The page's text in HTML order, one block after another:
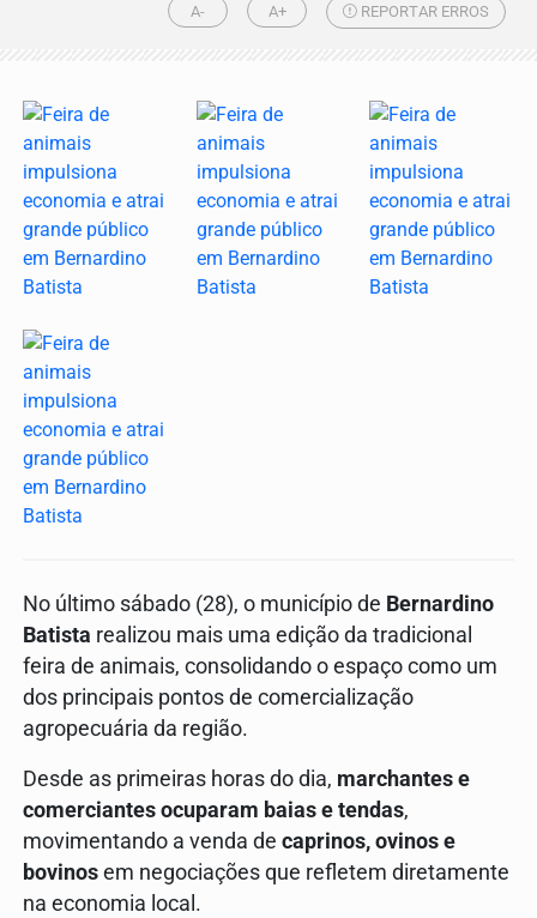
A- A+ REPORTAR ERROS
No último sábado (28), o município de Bernardino
Batista realizou mais uma edição da tradicional
feira de animais, consolidando o espaço como um
dos principais pontos de comercialização
agropecuária da região.
Desde as primeiras horas do dia, marchantes e
comerciantes ocuparam baias e tendas,
movimentando a venda de caprinos, ovinos e
bovinos em negociações que refletem diretamente
na economia local.